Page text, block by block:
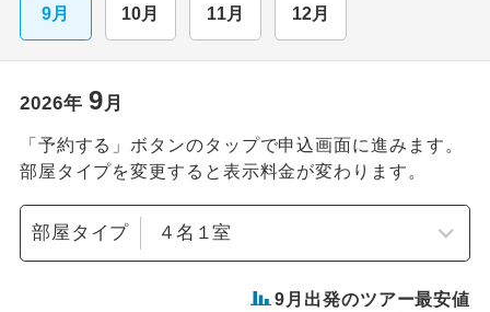
9月 10月 11月 12月
2026年 9月
「予約する」ボタンのタップで申込画面に進みます。
部屋タイプを変更すると表示料金が変わります。
部屋タイプ
9 月出発のツアー最安値